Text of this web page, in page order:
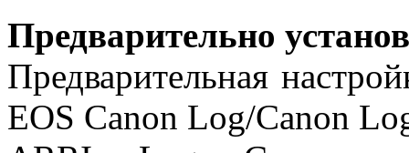
Предварительно
Предварительная
EOS Canon Log/Canon